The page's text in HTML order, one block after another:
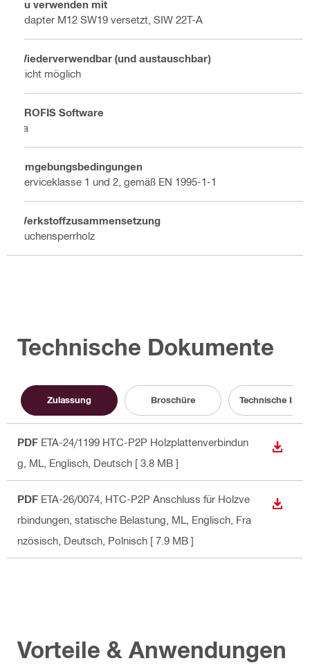
Zu verwenden mit
Adapter M12 SW19 versetzt, SIW 22T-A
Wiederverwendbar (und austauschbar)
Nicht möglich
PROFIS Software
Ja
Umgebungsbedingungen
Serviceklasse 1 und 2, gemäß EN 1995-1-1
Werkstoffzusammensetzung
Buchensperrholz
Technische Dokumente
Zulassung Broschüre Technische
PDF ETA-24/1199 HTC-P2P Holzplattenverbindun
g, ML , Englisch, Deutsch [ 3.8 MB ]
PDF ETA-26/0074, HTC-P2P Anschluss für Holzve
rbindungen, statische Belastung, ML , Englisch, Fra
nzösisch, Deutsch, Polnisch [ 7.9 MB ]
Vorteile & Anwendungen